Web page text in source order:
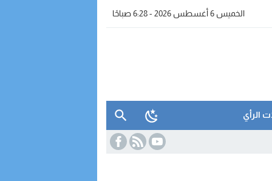
الخميس 6 أغسطس 2026 - 6:28 صباحًا
الرأي